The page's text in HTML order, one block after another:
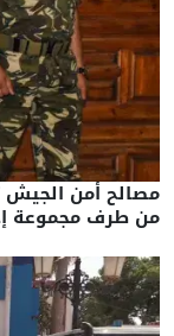
مصالح أمن الجيش
من طرف مجموعة